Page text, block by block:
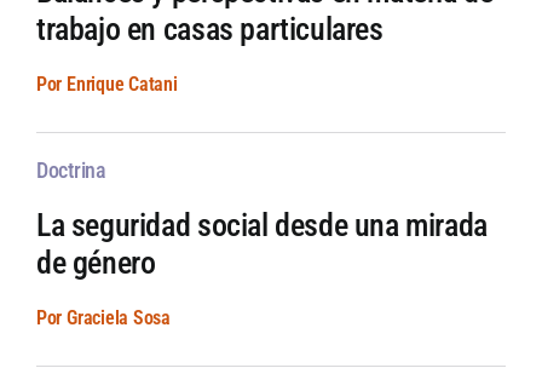
trabajo en casas particulares
Por Enrique Catani
Doctrina
La seguridad social desde una mirada
de género
Por Graciela Sosa